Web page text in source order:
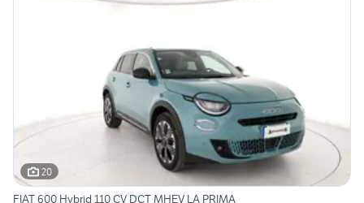
20
FIAT 600 Hybrid 110 CV DCT MHEV LA PRIMA